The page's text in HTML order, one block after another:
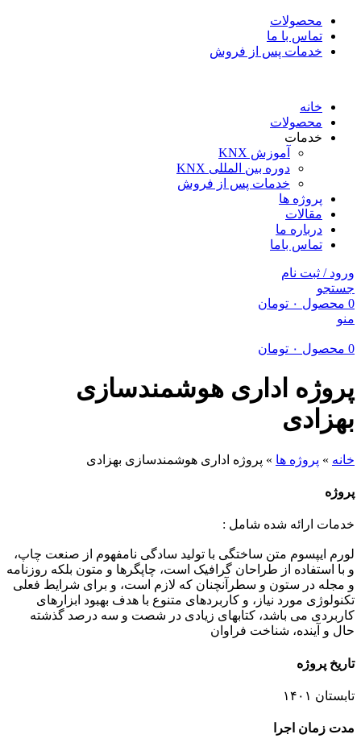
محصولات
تماس با ما
خدمات پس از فروش
خانه
محصولات
خدمات
آموزش KNX
دوره بین المللی KNX
خدمات پس از فروش
پروژه ها
مقالات
درباره ما
تماس باما
ورود / ثبت نام
جستجو
0 محصول ۰ تومان
منو
0 محصول ۰ تومان
پروژه اداری هوشمندسازی
بهزادی
خانه » پروژه ها » پروژه اداری هوشمندسازی بهزادی
پروژه
خدمات ارائه شده شامل :
لورم ایپسوم متن ساختگی با تولید سادگی نامفهوم از صنعت چاپ،
و با استفاده از طراحان گرافیک است، چاپگرها و متون بلکه روزنامه
و مجله در ستون و سطرآنچنان که لازم است، و برای شرایط فعلی
تکنولوژی مورد نیاز، و کاربردهای متنوع با هدف بهبود ابزارهای
کاربردی می باشد، کتابهای زیادی در شصت و سه درصد گذشته
حال و آینده، شناخت فراوان
تاریخ پروژه
تابستان ۱۴۰۱
مدت زمان اجرا